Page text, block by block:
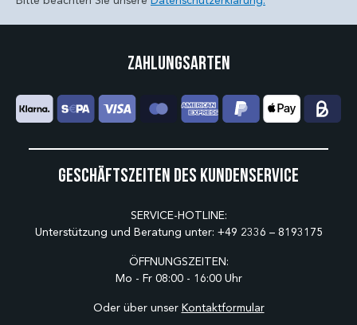
Geschäftszeiten des Kundenservice
SERVICE-HOTLINE:
Unterstützung und Beratung unter: +49 2336 – 8193175
ÖFFNUNGSZEITEN:
Mo - Fr 08:00 - 16:00 Uhr
Oder über unser Kontaktformular
Zahlungsarten